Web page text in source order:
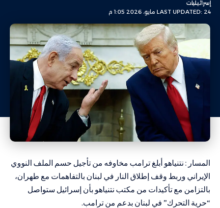
LAST UPDATED: 24 مايو، 2026 1:05 م
إسرائيليات
المسار : نتنياهو أبلغ ترامب مخاوفه من تأجيل حسم الملف النووي
الإيراني وربط وقف إطلاق النار في لبنان بالتفاهمات مع طهران،
بالتزامن مع تأكيدات من مكتب نتنياهو بأن إسرائيل ستواصل
“حرية التحرك” في لبنان بدعم من ترامب.